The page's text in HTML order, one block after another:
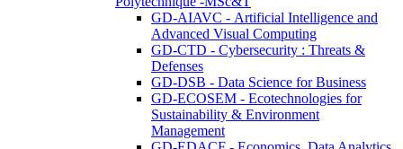
GD-AIAVC - Artificial Intelligence and
Advanced Visual Computing
GD-CTD - Cybersecurity : Threats &
Defenses
GD-DSB - Data Science for Business
GD-ECOSEM - Ecotechnologies for
Sustainability & Environment
Management